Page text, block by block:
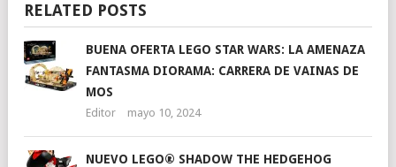
RELATED POSTS
BUENA OFERTA LEGO STAR WARS: LA AMENAZA
FANTASMA DIORAMA: CARRERA DE VAINAS DE
MOS
Editor mayo 10, 2024
NUEVO LEGO® SHADOW THE HEDGEHOG